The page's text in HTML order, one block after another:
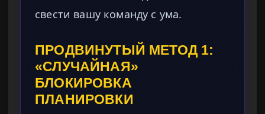
свести вашу команду с ума.
ПРОДВИНУТЫЙ МЕТОД 1:
«СЛУЧАЙНАЯ»
БЛОКИРОВКА
ПЛАНИРОВКИ